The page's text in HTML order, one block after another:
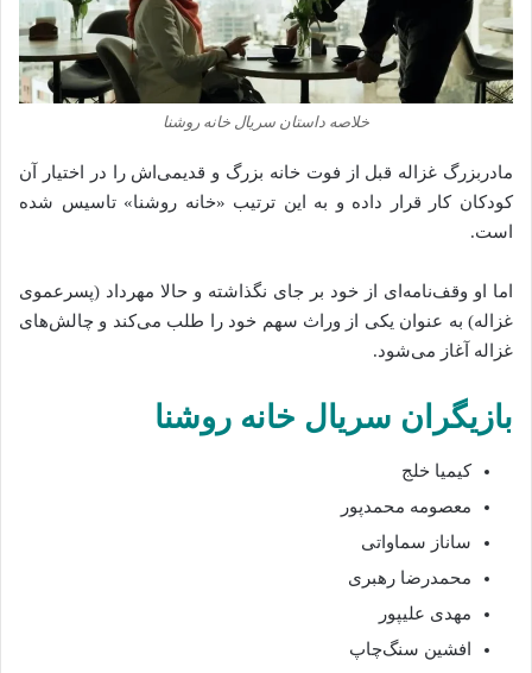
خلاصه داستان سریال خانه روشنا
مادربزرگ غزاله قبل از فوت خانه‌ بزرگ و قدیمی‌اش را در اختیار آن
کودکان کار قرار داده و به این ترتیب «خانه‌ روشنا» تاسیس شده
است.
اما او وقف‌نامه‌ای از خود بر جای نگذاشته و حالا مهرداد (پسرعموی
غزاله) به عنوان یکی از وراث سهم خود را طلب می‌کند و چالش‌های
غزاله آغاز می‌شود.
بازیگران سریال خانه روشنا
کیمیا خلج
معصومه محمدپور
ساناز سماواتی
محمدرضا رهبری
مهدی علیپور
افشین سنگ‌چاپ